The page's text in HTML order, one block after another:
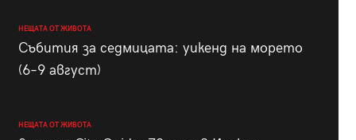
НЕЩАТА ОТ ЖИВОТА
Събития за седмицата: уикенд на морето
(6–9 август)
НЕЩАТА ОТ ЖИВОТА